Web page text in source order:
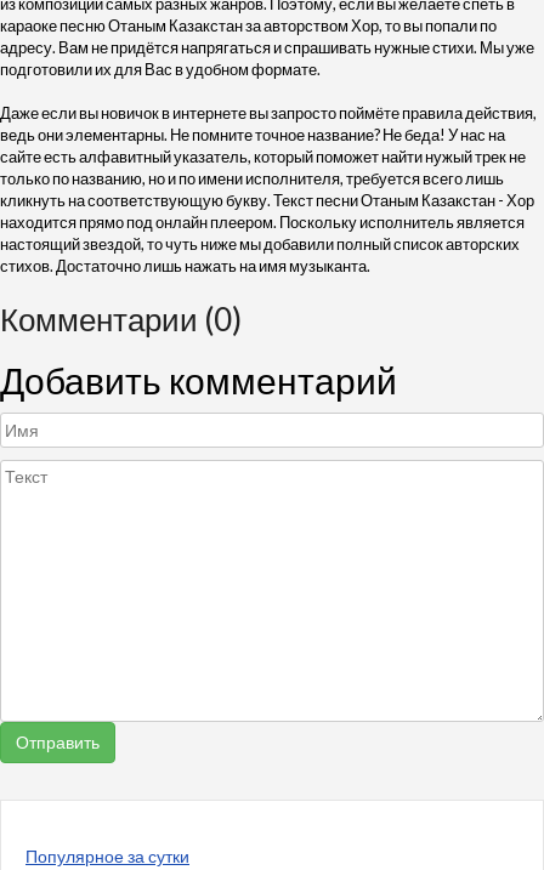
из композиций самых разных жанров. Поэтому, если вы желаете спеть в
караоке песню Отаным Казакстан за авторством Хор, то вы попали по
адресу. Вам не придётся напрягаться и спрашивать нужные стихи. Мы уже
подготовили их для Вас в удобном формате.
Даже если вы новичок в интернете вы запросто поймёте правила действия,
ведь они элементарны. Не помните точное название? Не беда! У нас на
сайте есть алфавитный указатель, который поможет найти нужый трек не
только по названию, но и по имени исполнителя, требуется всего лишь
кликнуть на соответствующую букву. Текст песни Отаным Казакстан - Хор
находится прямо под онлайн плеером. Поскольку исполнитель является
настоящий звездой, то чуть ниже мы добавили полный список авторских
стихов. Достаточно лишь нажать на имя музыканта.
Комментарии (0)
Добавить комментарий
Популярное за сутки